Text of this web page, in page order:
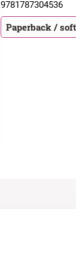
9781787304536
Paperback /